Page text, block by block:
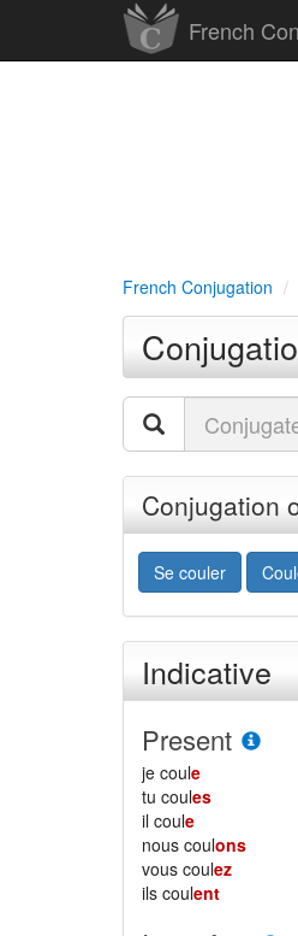
French
French Conjugation
Conjugation
Se couler
Indicative
Present
je coule
tu coules
il coule
nous coulons
vous coulez
ils coulent